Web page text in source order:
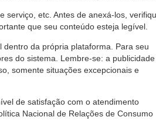
serviço, etc. Antes de anexá-los,
que seu conteúdo esteja legível.
dentro da própria plataforma. Para seu
do sistema. Lembre-se: a publicidade
somente situações excepcionais e
de satisfação com o atendimento
Nacional de Relações de Consumo